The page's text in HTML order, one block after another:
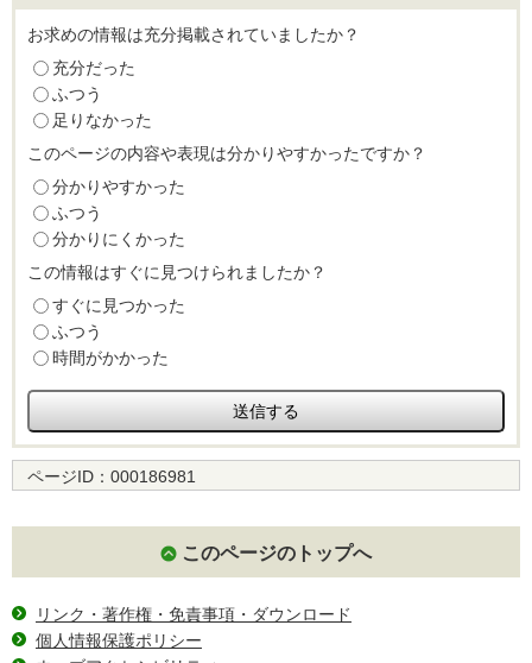
お求めの情報は充分掲載されていましたか？
充分だった
ふつう
足りなかった
このページの内容や表現は分かりやすかったですか？
分かりやすかった
ふつう
分かりにくかった
この情報はすぐに見つけられましたか？
すぐに見つかった
ふつう
時間がかかった
ページID： 000186981
このページのトップへ
リンク・著作権・免責事項・ダウンロード
個人情報保護ポリシー